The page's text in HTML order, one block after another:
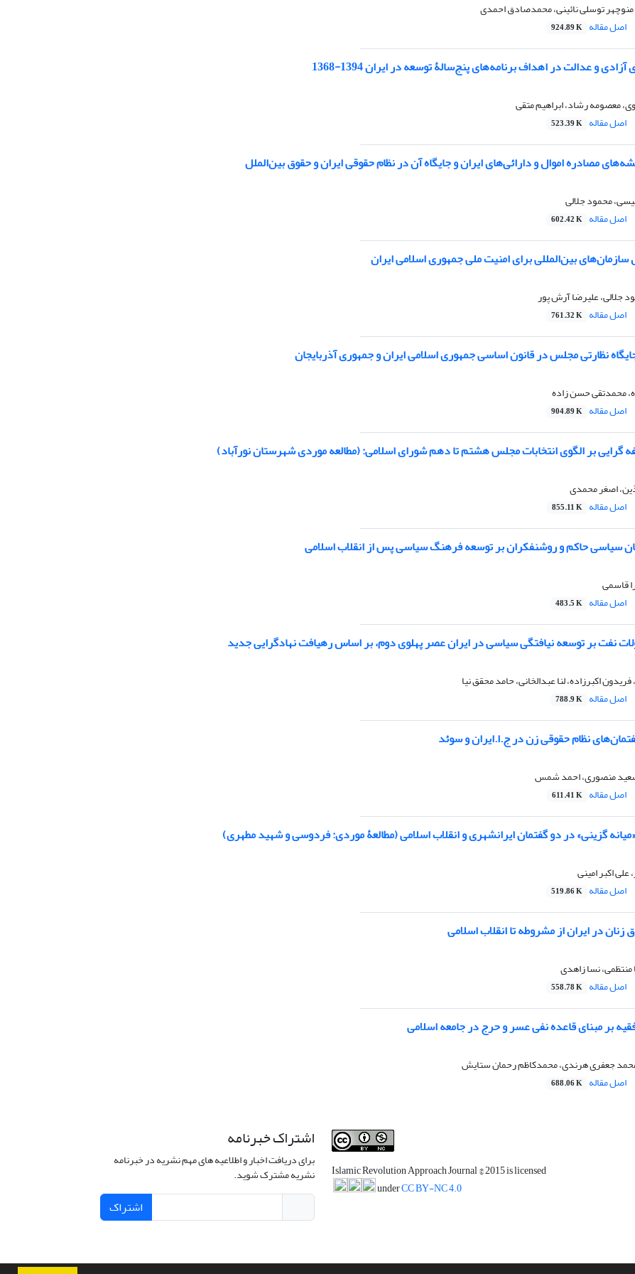
توسلی نائینی، محمدصادق احمدی
اصل مقاله 924.89 K
و عدالت در اهداف برنامه‌های پنج‌سالۀ توسعه در ایران 1394-1368
معصومه رشاد، ابراهیم متقی
اصل مقاله 523.39 K
مصادره اموال و دارائی‌های ایران و جایگاه آن در نظام حقوقی ایران و حقوق بین‌الملل
محمود جلالی
اصل مقاله 602.42 K
بین‌المللی برای امنیت ملی جمهوری اسلامی ایران
جلالی، علیرضا آرش پور
اصل مقاله 761.32 K
نظارتی مجلس در قانون اساسی جمهوری اسلامی ایران و جمهوری آذربایجان
محمدتقی حسن زاده
اصل مقاله 904.89 K
گرایی بر الگوی انتخابات مجلس هشتم تا دهم شورای اسلامی: (مطالعه موردی شهرستان نورآباد)
اصغر محمدی
اصل مقاله 855.11 K
سیاسی حاکم و روشنفکران بر توسعه فرهنگ سیاسی پس از انقلاب اسلامی
قاسمی
اصل مقاله 483.5 K
نفت بر توسعه نیافتگی سیاسی در ایران عصر پهلوی دوم، بر اساس رهیافت نهادگرایی جدید
اکبرزاده، لنا عبدالخانی، حامد محقق نیا
اصل مقاله 788.9 K
نظام حقوقی زن در ج.ا.ایران و سوئد
منصوری، احمد شمس
اصل مقاله 611.41 K
گزینی» در دو گفتمان ایرانشهری و انقلاب اسلامی (مطالعۀ موردی: فردوسی و شهید مطهری)
اکبر امینی
اصل مقاله 519.86 K
در ایران از مشروطه تا انقلاب اسلامی
منتظمی، نسا زاهدی
اصل مقاله 558.78 K
بر مبنای قاعده نفی عسر و حرج در جامعه اسلامی
محمد جعفری هرندی، محمدکاظم رحمان ستایش
اصل مقاله 688.06 K
Islamic Revolution Approach Journal© 2015 is licensed
underCC BY-NC 4.0
اشتراک خبرنامه
برای دریافت اخبار و اطلاعیه های مهم نشریه در خبرنامه
نشریه مشترک شوید.
اشتراک